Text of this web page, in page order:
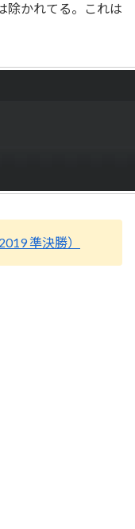
除かれてる。これは
準決勝）